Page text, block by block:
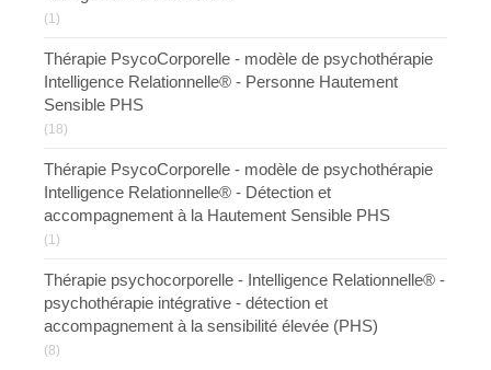
(1)
Thérapie PsycoCorporelle - modèle de psychothérapie
Intelligence Relationnelle® - Personne Hautement
Sensible PHS
(18)
Thérapie PsycoCorporelle - modèle de psychothérapie
Intelligence Relationnelle® - Détection et
accompagnement à la Hautement Sensible PHS
(1)
Thérapie psychocorporelle - Intelligence Relationnelle® -
psychothérapie intégrative - détection et
accompagnement à la sensibilité élevée (PHS)
(8)